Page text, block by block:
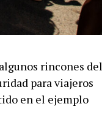
rincones del
para viajeros
en el ejemplo